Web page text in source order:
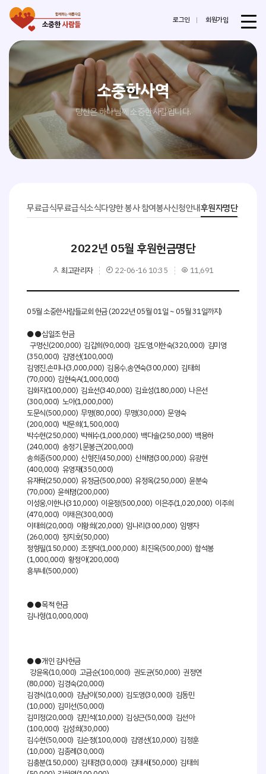
로그인 회원가입
소중한사역
당신은 하나님께 소중한사람입니다.
무료급식무료급식소식다양한 봉사 참여봉사신청안내후원자명단
2022년 05월 후원헌금명단
최고관리자 22-06-16 10:35 11,691
05월 소중한사람들교회 헌금 (2022년 05월 01일 ~ 05월 31일까지)
●●십일조 헌금
구명신(200,000) 김갑희(90,000) 김도영,이한숙(320,000) 김미영
(350,000) 김영선(100,000)
김영진,손미나(3,000,000) 김용수,송연숙(300,000) 김태희
(70,000) 김현숙A(1,000,000)
김화자(100,000) 김효선(340,000) 김효성(180,000) 나은선
(300,000) 노아(1,000,000)
도문식(500,000) 무명(80,000) 무명(30,000) 문영숙
(200,000) 박문희(1,500,000)
박수현(250,000) 박혜수(1,000,000) 백다솔(250,000) 백용하
(240,000) 송정기,문봉근(200,000)
송희종(500,000) 신형진(450,000) 신혜영(300,000) 유광현
(400,000) 유영재(350,000)
유재혁(250,000) 유정금(500,000) 유정옥(250,000) 윤분숙
(70,000) 윤혜영(200,000)
이성웅,이한나(310,000) 이윤정(500,000) 이은주(1,020,000) 이주희
(470,000) 이채은(300,000)
이태희(20,000) 이황희(20,000) 임나리(300,000) 임맹자
(260,000) 장지호(50,000)
정형필(150,000) 조정덕(1,000,000) 최진옥(500,000) 함석봉
(1,000,000) 황정아(200,000)
흥부네(500,000)
●●목적 헌금
김나형(10,000,000)
●●개인 감사헌금
강윤옥(10,000) 고금순(100,000) 권도균(50,000) 권정연
(80,000) 김경숙(20,000)
김경식(10,000) 김남이(50,000) 김도영(30,000) 김동민
(10,000) 김미선(50,000)
김미정(20,000) 김민석(10,000) 김상근(50,000) 김선아
(100,000) 김성희(30,000)
김수현(50,000) 김순정(100,000) 김영선(10,000) 김정훈
(10,000) 김종례(30,000)
김충분(150,000) 김태경(30,000) 김태세(50,000) 김태희